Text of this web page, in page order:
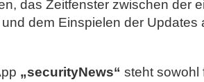
das Zeitfenster zwischen der
dem Einspielen der Updates
„securityNews“ steht sowohl